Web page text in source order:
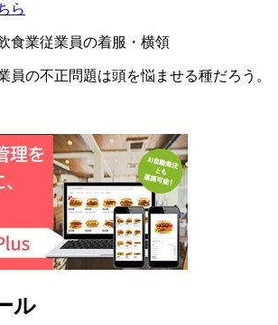
ら
食業従業員の着服・横領
員の不正問題は頭を悩ませる種だろう。
ル